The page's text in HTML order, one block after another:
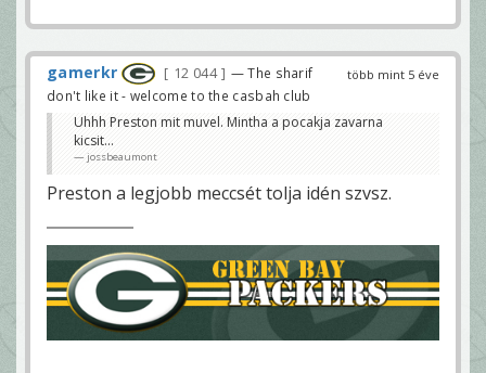
több mint 5 éve
gamerkr 12 044
— The sharif
don't like it - welcome to the casbah club
Uhhh Preston mit muvel. Mintha a pocakja zavarna
kicsit...
jossbeaumont
Preston a legjobb meccsét tolja idén szvsz.